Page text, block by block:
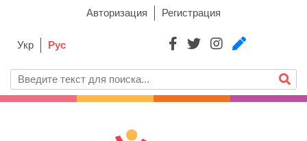
Авторизация Регистрация
Укр Рус